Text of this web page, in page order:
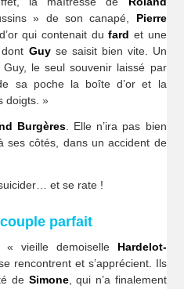
» de son canapé, Pierre
qui contenait dufard et une
Guyse saisit bien vite. Un
le seul souvenir laissé par
sa poche la boîte d’or et la
doigts. »
Burgères. Elle n’ira pas bien
ses côtés, dans un accident de
et se rate !
parfait
« vieille demoiselle Hardelot-
rencontrent et s’apprécient. Ils
de Simone, qui n’a finalement